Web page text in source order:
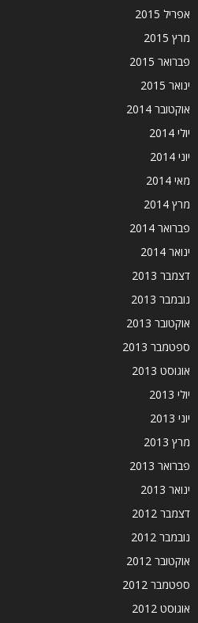
אפריל 2015
מרץ 2015
פברואר 2015
ינואר 2015
אוקטובר 2014
יולי 2014
יוני 2014
מאי 2014
מרץ 2014
פברואר 2014
ינואר 2014
דצמבר 2013
נובמבר 2013
אוקטובר 2013
ספטמבר 2013
אוגוסט 2013
יולי 2013
יוני 2013
מרץ 2013
פברואר 2013
ינואר 2013
דצמבר 2012
נובמבר 2012
אוקטובר 2012
ספטמבר 2012
אוגוסט 2012